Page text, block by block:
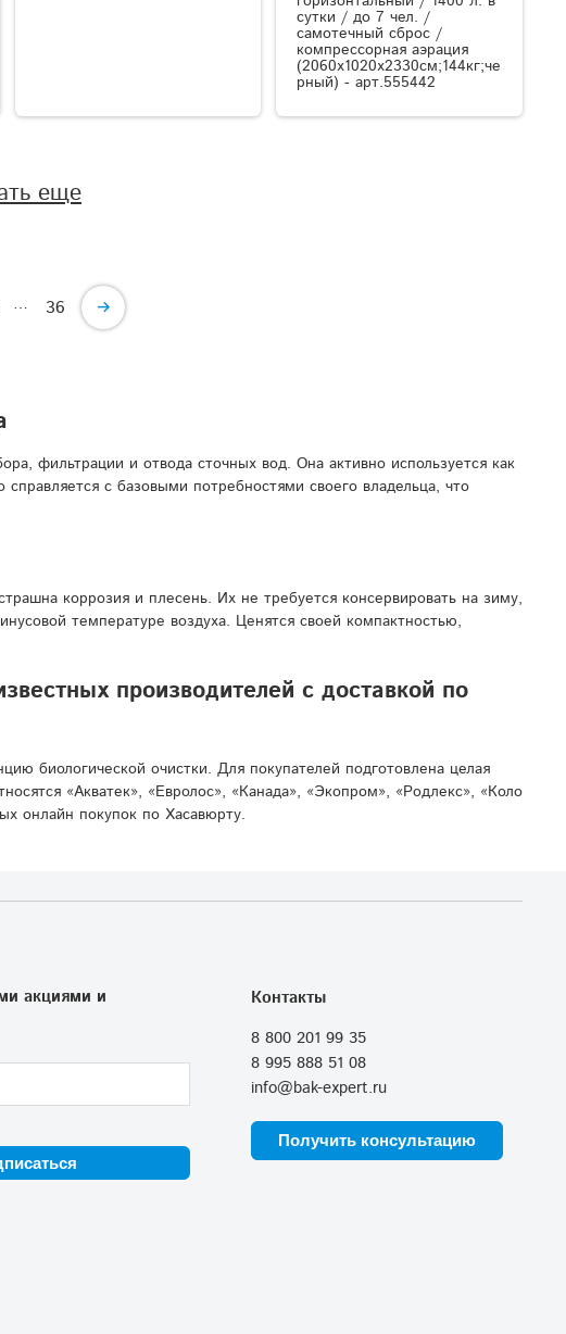
сутки / до 7 чел. /
самотечный сброс /
компрессорная аэрация
(2060x1020x2330см;144кг;че
рный) - арт.555442
еще
… 36
фильтрации и отвода сточных вод. Она активно используется как
с базовыми потребностями своего владельца, что
коррозия и плесень. Их не требуется консервировать на зиму,
температуре воздуха. Ценятся своей компактностью,
производителей с доставкой по
биологической очистки. Для покупателей подготовлена целая
«Акватек», «Евролос», «Канада», «Экопром», «Родлекс», «Коло
онлайн покупок по Хасавюрту.
Контакты
8 800 201 99 35
8 995 888 51 08
info@bak-expert.ru
Получить консультацию
акциями и